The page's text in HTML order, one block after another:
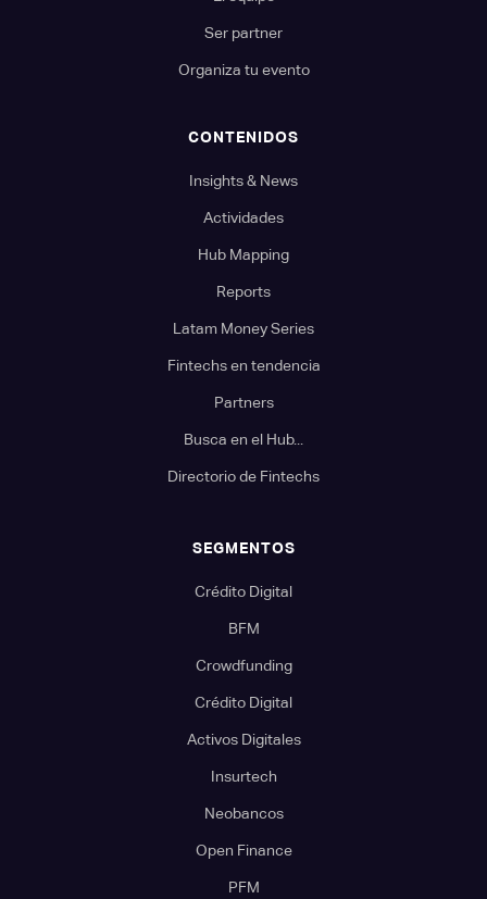
Ser partner
Organiza tu evento
CONTENIDOS
Insights & News
Actividades
Hub Mapping
Reports
Latam Money Series
Fintechs en tendencia
Partners
Busca en el Hub...
Directorio de Fintechs
SEGMENTOS
Crédito Digital
BFM
Crowdfunding
Crédito Digital
Activos Digitales
Insurtech
Neobancos
Open Finance
PFM